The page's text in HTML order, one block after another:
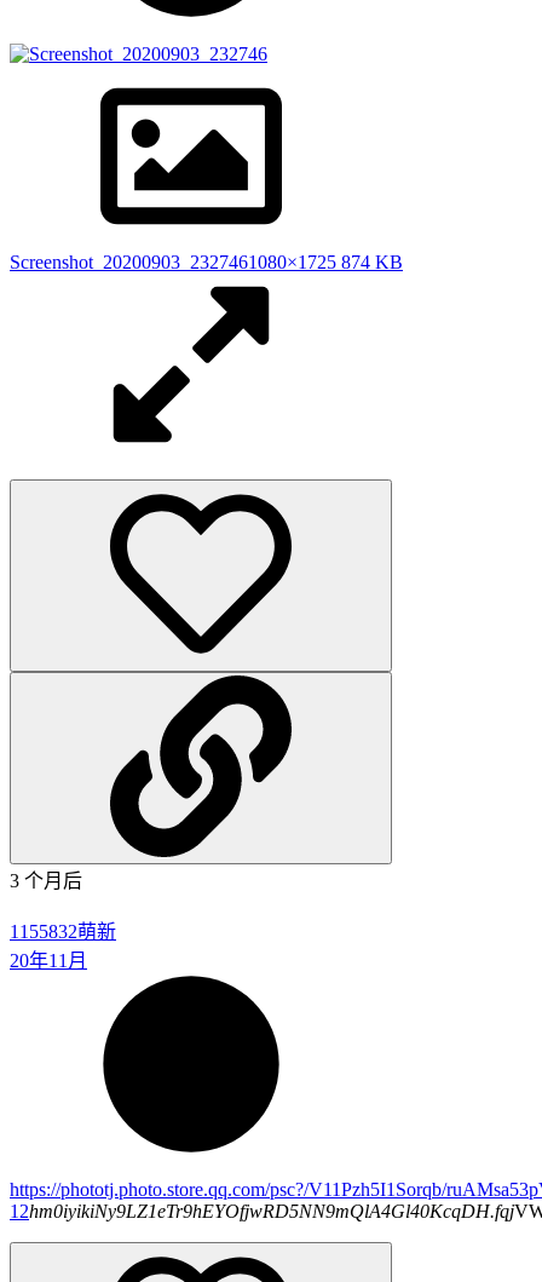
Screenshot_20200903_2327461080×1725 874 KB
3 个月后
1155832萌新
20年11月
https://phototj.photo.store.qq.com/psc?/V11Pzh5I1Sorqb/
12hm0iyikiNy9LZ1eTr9hEYOfjwRD5NN9mQlA4Gl40KcqDH.fqj